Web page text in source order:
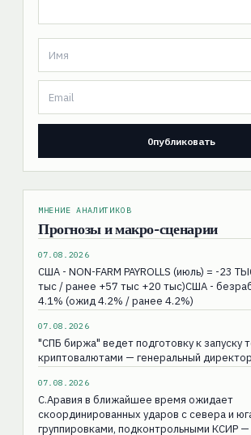
МНЕНИЕ АНАЛИТИКОВ
Прогнозы и макро-сценарии
07.08.2026
США - NON-FARM PAYROLLS (июль) = -23
тыс / ранее +57 тыс +20 тыс)США -
4.1% (ожид 4.2% / ранее 4.2%)
07.08.2026
"СПБ биржа" ведет подготовку к запуску
криптовалютами — генеральный директор
07.08.2026
С.Аравия в ближайшее время ожидает
скоординированных ударов с севера и
группировками, подконтрольными КСИР —